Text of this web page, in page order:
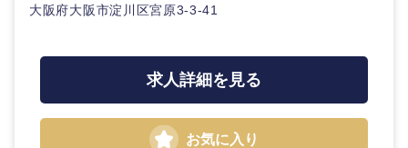
大阪府大阪市淀川区宮原3-3-41
求人詳細を見る
お気に入り